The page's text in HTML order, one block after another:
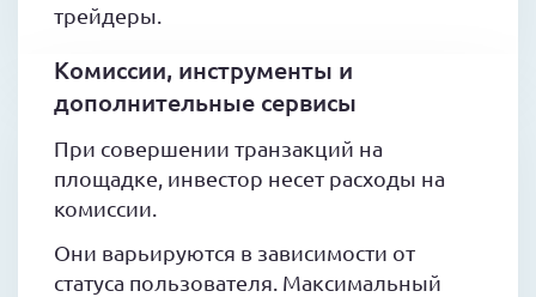
трейдеры.
Комиссии, инструменты и
дополнительные сервисы
При совершении транзакций на
площадке, инвестор несет расходы на
комиссии.
Они варьируются в зависимости от
статуса пользователя. Максимальный